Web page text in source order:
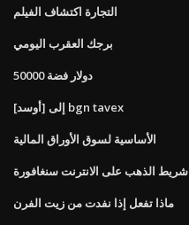
التجارة اكتشاف الفيلم
برجك العقرب اليومي
50000 دولار فضة
[أوسد] إلى bgn tavex
الأساسية لسوق الأوراق المالية
شريط الذهب على الانترنت سنغافورة
ماذا تفعل إذا نفدت من زيت الفرن